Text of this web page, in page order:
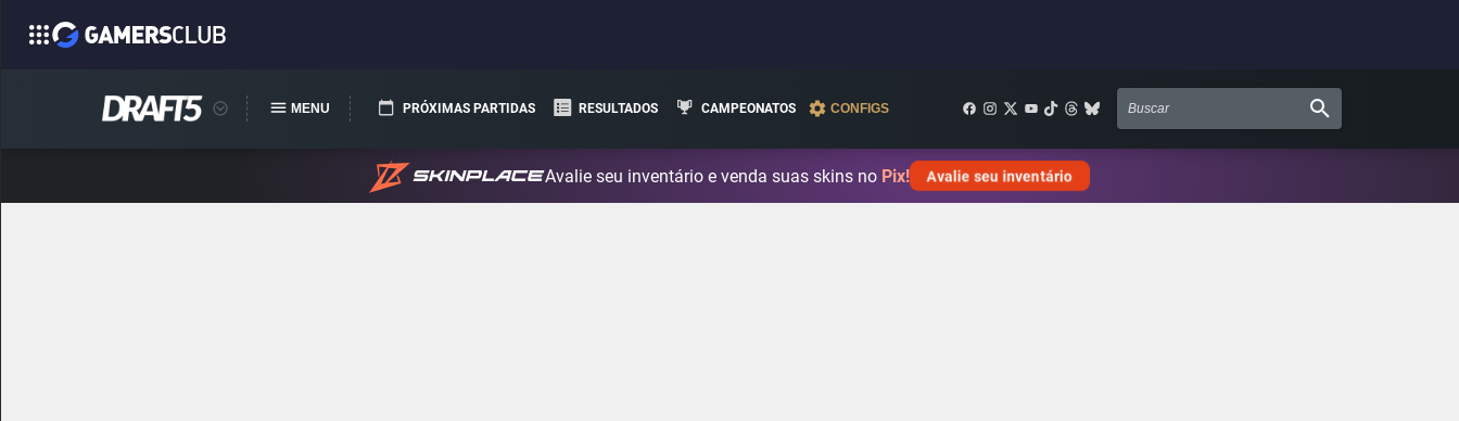
MENU PRÓXIMAS PARTIDAS RESULTADOS CAMPEONATOS CONFIGS
Avalie seu inventário e venda suas skins no Pix! Avalie seu inventário